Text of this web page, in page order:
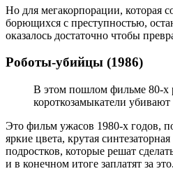
Но для мегакорпорации, которая
борющихся с преступностью,
оказалось достаточно чтобы
Роботы-убийцы (1986)
В этом пошлом фильме 80-х
короткозамыкатели убивают
Это фильм ужасов 1980-х годов,
яркие цвета, крутая
подростков, которые решат
и в конечном итоге заплатят за это.